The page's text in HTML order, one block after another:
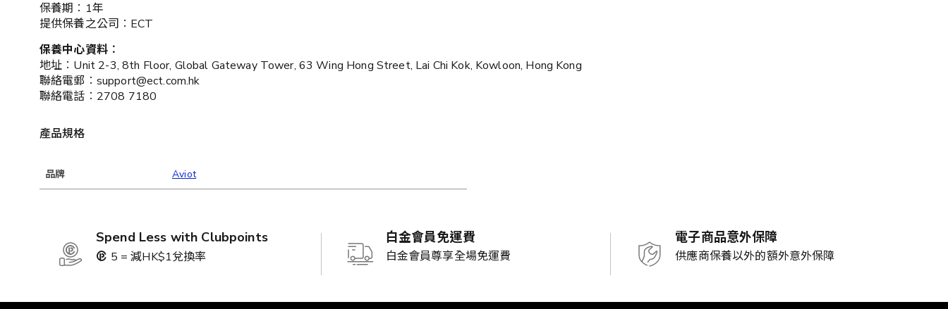
保養期︰1年
提供保養之公司︰ECT
保養中心資料︰
地址︰Unit 2-3, 8th Floor, Global Gateway Tower, 63 Wing Hong Street, Lai Chi Kok, Kowloon, Hong Kong
聯絡電郵︰support@ect.com.hk
聯絡電話︰2708 7180
產品規格
品牌 Aviot
Spend Less with Clubpoints
5 = 減HK$1兌換率
白金會員免運費
白金會員尊享全場免運費
電子商品意外保障
供應商保養以外的額外意外保障